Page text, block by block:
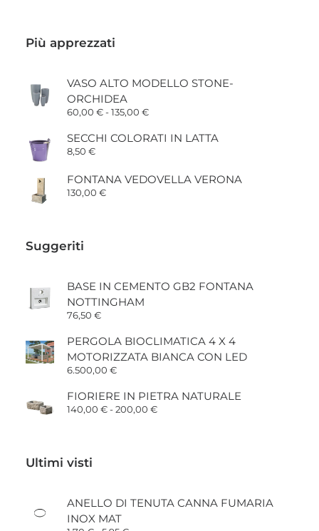
Più apprezzati
VASO ALTO MODELLO STONE-
ORCHIDEA
60,00 €-135,00 €Fascia
prezzo:
da
135,00 €
SECCHI COLORATI IN LATTA
8,50 €
FONTANA VEDOVELLA VERONA
130,00 €
Suggeriti
BASE IN CEMENTO GB2 FONTANA
NOTTINGHAM
76,50 €
PERGOLA BIOCLIMATICA 4 X 4
MOTORIZZATA BIANCA CON LED
6.500,00 €
FIORIERE IN PIETRA NATURALE
140,00 €-200,00 €Fascia
Ultimi visti
ANELLO DI TENUTA CANNA FUMARIA
INOX MAT